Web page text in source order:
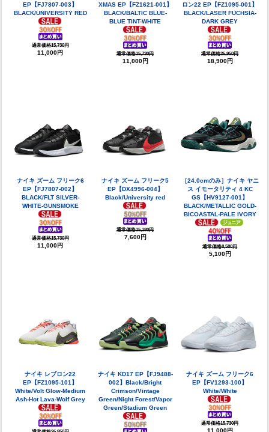
EP【FJ7807-003】
BLACK/UNIVERSITY RED
通常価格15,730円
11,000円
XMAS EP【FZ1621-001】
BLACK/BALTIC BLUE-
BLUE TINT-WHITE
通常価格15,730円
11,000円
ロン22 EP【FZ1095-001】
BLACK/LASER FUCHSIA-
DARK GREY
通常価格26,950円
18,900円
ナイキ ズーム フリーク6
EP【FJ7807-002】
BLACK/FLT SILVER-
WHITE-GUNSMOKE
通常価格15,730円
11,000円
ナイキ ズーム フリーク5
EP【DX4996-004】
Black/University red
通常価格15,180円
7,600円
［24.0cmのみ］ナイキ ヤニ
ス イモータリティ 4 KC
GS【HV9127-001】
BLACK/METALLIC GOLD-
BICOASTAL-PALE IVORY
通常価格8,580円
5,100円
ナイキ レブロン22
EP【FZ1095-101】
White/Volt Glow-Medium
Ash-Hot Lava-Wolf Grey
ナイキ KD17 EP【FJ9488-
002】Black/Bright
Crimson/Vintage
Green/Night Forest/Vapor
Green/Stadium Green
ナイキ ズーム フリーク6
EP【FV1293-100】
White/White
通常価格15,730円
11,000円